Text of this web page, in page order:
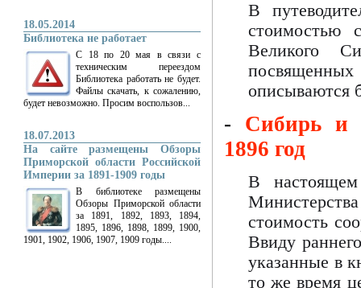
18.05.2014
Библиотека не работает
С 18 по 20 мая в связи с
техническим переездом
Библиотека работать не будет.
Файлы скачать, к сожалению,
будет невозможно. Просим воспользов...
18.07.2013
На сайте размещены Обзоры
Приморской области Российской
Империи за 1891-1909 годы
В библиотеке размещены
Обзоры Приморской области
за 1891, 1892, 1893, 1894,
1895, 1896, 1898, 1899, 1900,
1901, 1902, 1906, 1907, 1909 годы....
В
стоимостью
Великого
посвященных
описываются
- Сибирь и
1896 год
В настоящем
стоимость
Ввиду
указанные в
то же время